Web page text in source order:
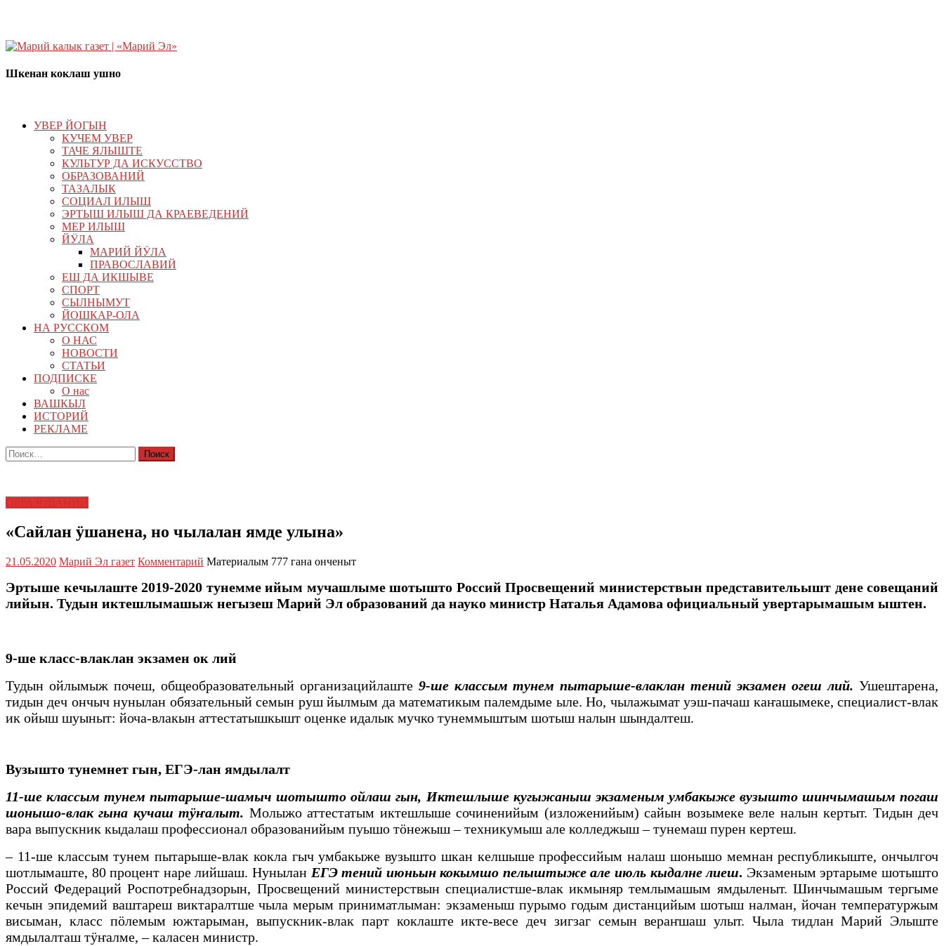
Шкенан коклаш ушно
УВЕР ЙОГЫН
КУЧЕМ УВЕР
ТАЧЕ ЯЛЫШТЕ
КУЛЬТУР ДА ИСКУССТВО
ОБРАЗОВАНИЙ
ТАЗАЛЫК
СОЦИАЛ ИЛЫШ
ЭРТЫШ ИЛЫШ ДА КРАЕВЕДЕНИЙ
МЕР ИЛЫШ
ЙӰЛА
МАРИЙ ЙӰЛА
ПРАВОСЛАВИЙ
ЕШ ДА ИКШЫВЕ
СПОРТ
СЫЛНЫМУТ
ЙОШКАР-ОЛА
НА РУССКОМ
О НАС
НОВОСТИ
СТАТЬИ
ПОДПИСКЕ
О нас
ВАШКЫЛ
ИСТОРИЙ
РЕКЛАМЕ
Найти:
«Сайлан ӱшанена, но чылалан ямде улына»
21.05.2020 Марий Эл газет Комментарий Материалым 777 гана онченыт
Эртыше кечылаште 2019-2020 тунемме ийым мучашлыме шотышто Россий Просвещений министерствын представительышт дене совещаний
лийын. Тудын иктешлымашыж негызеш Марий Эл образований да науко министр Наталья Адамова официальный увертарымашым ыштен.
9-ше класс-влаклан экзамен ок лий
Тудын ойлымыж почеш, общеобразовательный организацийлаште 9-ше классым тунем пытарыше-влаклан тений экзамен огеш лий.Ушештарена,
тидын деч ончыч нунылан обязательный семын руш йылмым да математикым палемдыме ыле. Но, чылажымат уэш-пачаш каҥашымеке, специалист-влак
ик ойыш шуыныт: йоча-влакын аттестатышкышт оценке идалык мучко тунеммыштым шотыш налын шындалтеш.
Вузышто тунемнет гын, ЕГЭ-лан ямдылалт
11-ше классым тунем пытарыше-шамыч шотышто ойлаш гын, Иктешлыше кугыжаныш экзаменым умбакыже вузышто шинчымашым погаш
шонышо-влак гына кучаш тӱҥалыт. Молыжо аттестатым иктешлыше сочиненийым (изложенийым) сайын возымеке веле налын кертыт. Тидын деч
вара выпускник кыдалаш профессионал образованийым пуышо тӧнежыш – техникумыш але колледжыш – тунемаш пурен кертеш.
– 11-ше классым тунем пытарыше-влак кокла гыч умбакыже вузышто шкан келшыше профессийым налаш шонышо мемнан республикыште, ончылгоч
шотлымаште, 80 процент наре лийшаш. Нунылан ЕГЭ тений июньын кокымшо пелыштыже але июль кыдалне лиеш. Экзаменым эртарыме шотышто
Россий Федераций Роспотребнадзорын, Просвещений министерствын специалистше-влак икмыняр темлымашым ямдыленыт. Шинчымашым тергыме
кечын эпидемий ваштареш виктаралтше чыла мерым приниматлыман: экзаменыш пурымо годым дистанцийым шотыш налман, йочан температуржым
висыман, класс пӧлемым южтарыман, выпускник-влак парт коклаште икте-весе деч зигзаг семын вераҥшаш улыт. Чыла тидлан Марий Элыште
ямдылалташ тӱҥалме, – каласен министр.